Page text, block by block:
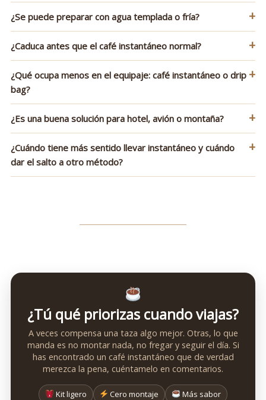
¿Se puede preparar con agua templada o fría? +
¿Caduca antes que el café instantáneo normal? +
¿Qué ocupa menos en el equipaje: café instantáneo o drip
bag?
+
¿Es una buena solución para hotel, avión o montaña? +
¿Cuándo tiene más sentido llevar instantáneo y cuándo
dar el salto a otro método?
+
¿Tú qué priorizas cuando viajas?
A veces compensa una taza algo mejor. Otras, lo que
manda es no montar nada, no fregar y seguir el día. Si
has encontrado un café instantáneo que de verdad
merezca la pena, cuéntamelo en comentarios.
Kit ligero Cero montaje
Más sabor